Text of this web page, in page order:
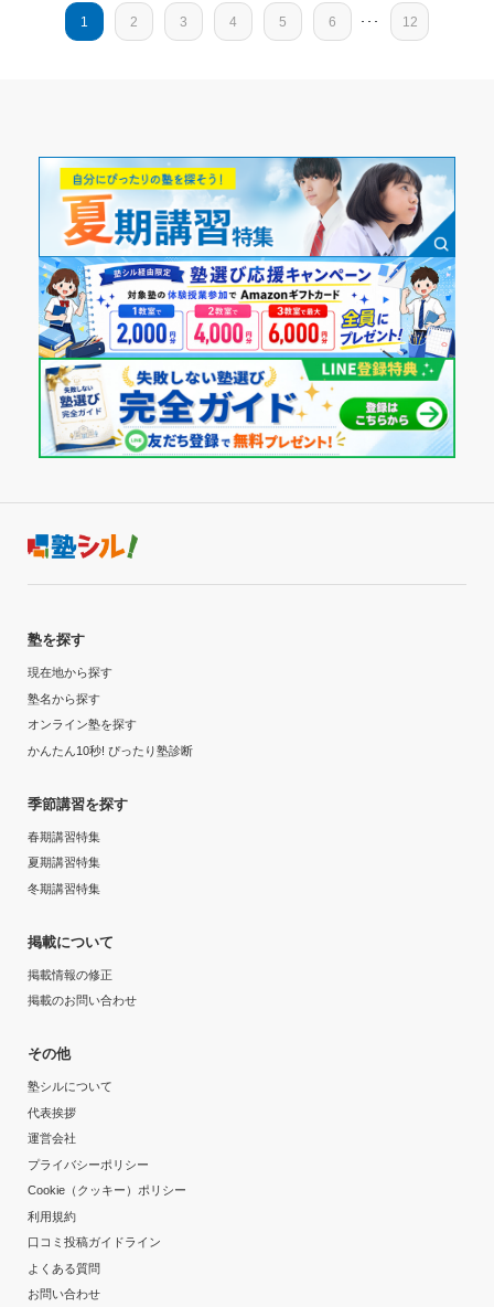
通年
通塾頻度
週1日
1日あたりの授業時間
1時間未満
月額料金
20,001円〜30,000円
目的の達成度
編入試験の合格を目指しているため、まだ目的を達成し
ていない。成績は上位を維持しているが、塾のおかげな
のかはっきりとわからない。
志望校と合格状況
第一志望校：
進学個別指導塾TOMAS（トーマス） 府中校の口コミをもっと見る
うのが、私の性格にあっていたから。
講師の教え方
隣の部屋との距離が近く、授業中に他の人の授業が聞こえて
きて、集中できないことが多かったから。
塾周辺の環境
駅に近いため、学校の帰りに寄って勉強をするという無駄が
生まれにくい場所にあったため。
授業以外のサポート
(相談・面談、家庭学習のサポート、授業以外のコミュニケーション等)
授業の進度や自分の理解度に応じて宿題の量や内容を決めて
くれるため、授業がない日にも何をすれば良いか戸惑うこと
が少なくなった。
利用詳細
受講コース
冬期講習
1日あたりの授業時間
月額料金
目的の達成理由
苦手分野である三角関数を克服するために通ったが、多
くの応用問題をしっかりその場で解くことで深い理解を
得、最後には苦手意識がなくなっていたから。
1 2 3 4 5 6 ･･･ 12
塾を探す
現在地から探す
塾名から探す
オンライン塾を探す
かんたん10秒! ぴったり塾診断
季節講習を探す
春期講習特集
夏期講習特集
冬期講習特集
掲載について
掲載情報の修正
掲載のお問い合わせ
その他
塾シルについて
代表挨拶
運営会社
プライバシーポリシー
Cookie（クッキー）ポリシー
利用規約
口コミ投稿ガイドライン
よくある質問
お問い合わせ